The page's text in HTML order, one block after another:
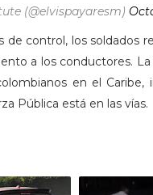
(@elvispayaresm)
de control, los soldados
a los conductores.
en el
Pública está en las vías.